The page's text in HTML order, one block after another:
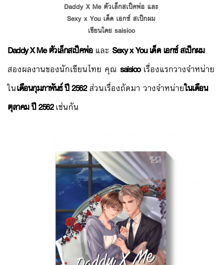
Daddy X Me ตัวเล็กสเป็คพ่อ และ
Sexy x You เด็ด เอกซ์ สเป็กผม
เขียนโดย saisioo
Daddy X Me ตัวเล็กสเป็คพ่อและ Sexy x You เด็ด เอกซ์ สเป็กผม
สองผลงานของนักเขียนไทย คุณ saisiooเรื่องแรกวางจำหน่าย
ในเดือนกุมภาพันธ์ ปี 2562ส่วนเรื่องถัดมา วางจำหน่ายในเดือน
ตุลาคม ปี 2562เช่นกัน